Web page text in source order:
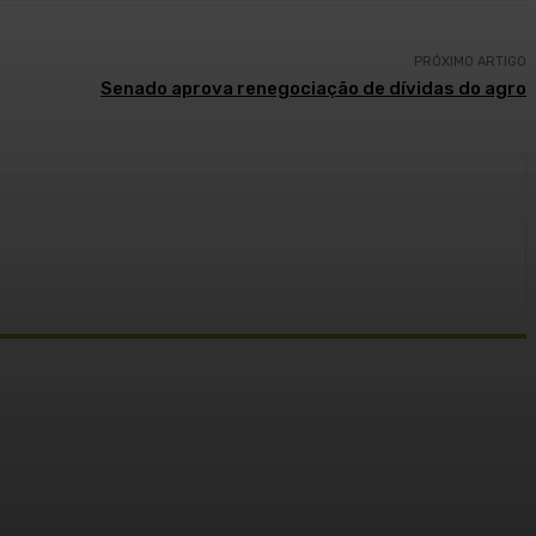
PRÓXIMO ARTIGO
Senado aprova renegociação de dívidas do agro